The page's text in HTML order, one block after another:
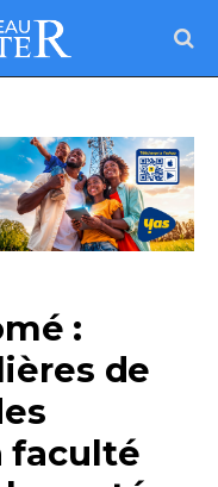
:
de
faculté